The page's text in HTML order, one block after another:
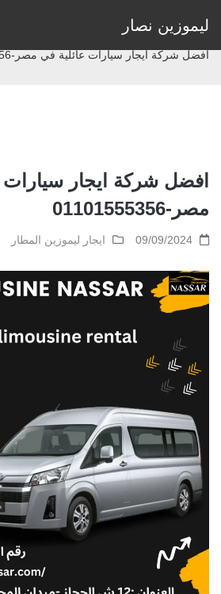
ليموزين نصار
Home
> ايجار ليموزين المطار
افضل شركة ايجار سيارات عائلية في مصر-01101555356
افضل شركة ايجار سيارات
مصر-01101555356
09/09/2024 ايجار ليموزين المطار